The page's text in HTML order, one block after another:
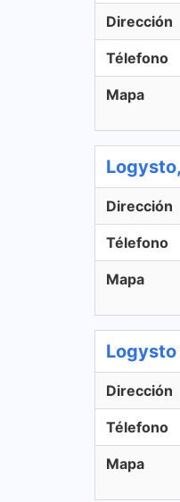
Dirección
Télefono
Mapa
Dirección
Télefono
Mapa
Logysto
Dirección
Télefono
Mapa